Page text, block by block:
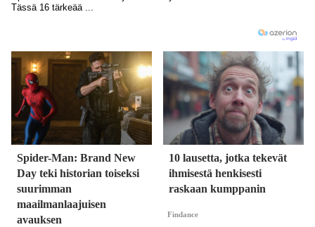
Spider-Man: Brand New
Day teki historian toiseksi
suurimman
maailmanlaajuisen
avauksen
10 lausetta, jotka tekevät
ihmisestä henkisesti
raskaan kumppanin
Findance